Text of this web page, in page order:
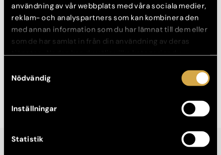
användning av vår webbplats med våra sociala medier,
reklam- och analyspartners som kan kombinera den
med annan information som du har lämnat till dem eller
som de har samlat in från din användning av deras
tjänster. Nedan kan du välja vilka kategorier du
mer information om hur varje kategori används.
Nödvändig
Inställningar
Statistik
Kvinna, 51 år
Före- och efterbilder visar exempel på individuella resultat. Alla ingrepp